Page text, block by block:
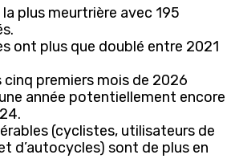
la plus meurtrière avec 195
ont plus que doublé entre 2021
cinq premiers mois de 2026
année potentiellement encore
(cyclistes, utilisateurs de
d’autocycles) sont de plus en